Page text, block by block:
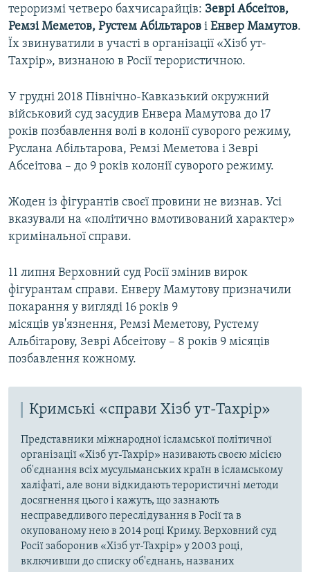
тероризмі четверо бахчисарайців: Зеврі Абсеітов,
Ремзі Меметов, Рустем Абільтаров і Енвер Мамутов.
Їх звинуватили в участі в організації «Хізб ут-
Тахрір», визнаною в Росії терористичною.
У грудні 2018 Північно-Кавказький окружний
військовий суд засудив Енвера Мамутова до 17
років позбавлення волі в колонії суворого режиму,
Руслана Абільтарова, Ремзі Меметова і Зеврі
Абсеітова – до 9 років колонії суворого режиму.
Жоден із фігурантів своєї провини не визнав. Усі
вказували на «політично вмотивований характер»
кримінальної справи.
11 липня Верховний суд Росії змінив вирок
фігурантам справи. Енверу Мамутову призначили
покарання у вигляді 16 років 9
місяців ув'язнення, Ремзі Меметову, Рустему
Альбітарову, Зеврі Абсеітову – 8 років 9 місяців
позбавлення кожному.
Кримські «справи Хізб ут-Тахрір»
Представники міжнародної ісламської політичної
організації «Хізб ут-Тахрір» називають своєю місією
об'єднання всіх мусульманських країн в ісламському
халіфаті, але вони відкидають терористичні методи
досягнення цього і кажуть, що зазнають
несправедливого переслідування в Росії та в
окупованому нею в 2014 році Криму. Верховний суд
Росії заборонив «Хізб ут-Тахрір» у 2003 році,
включивши до списку об'єднань, названих